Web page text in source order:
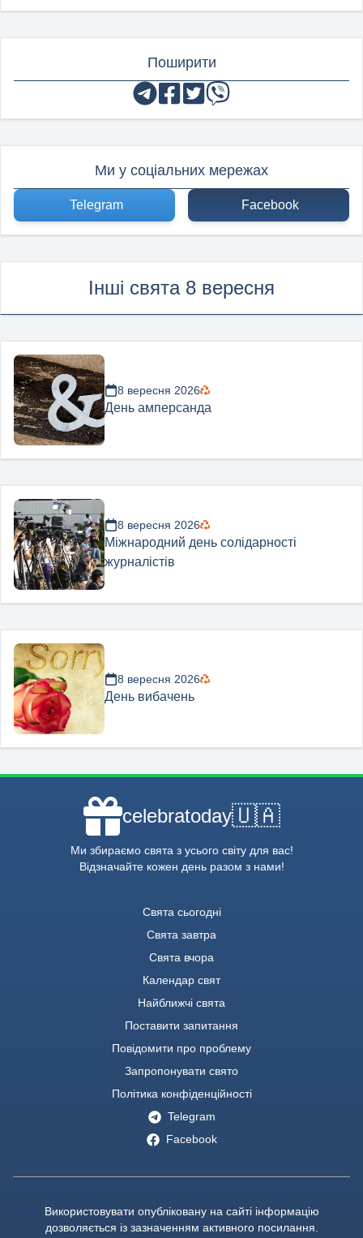
Поширити
Ми у соціальних мережах
Telegram Facebook
Інші свята 8 вересня
8 вересня 2026
День амперсанда
8 вересня 2026
Міжнародний день солідарності
журналістів
8 вересня 2026
День вибачень
celebratoday🇺🇦
Ми збираємо свята з усього світу для вас!
Відзначайте кожен день разом з нами!
Свята сьогодні
Свята завтра
Свята вчора
Календар свят
Найближчі свята
Поставити запитання
Повідомити про проблему
Запропонувати свято
Політика конфіденційності
Telegram
Facebook
Використовувати опубліковану на сайті інформацію
дозволяється із зазначенням активного посилання.